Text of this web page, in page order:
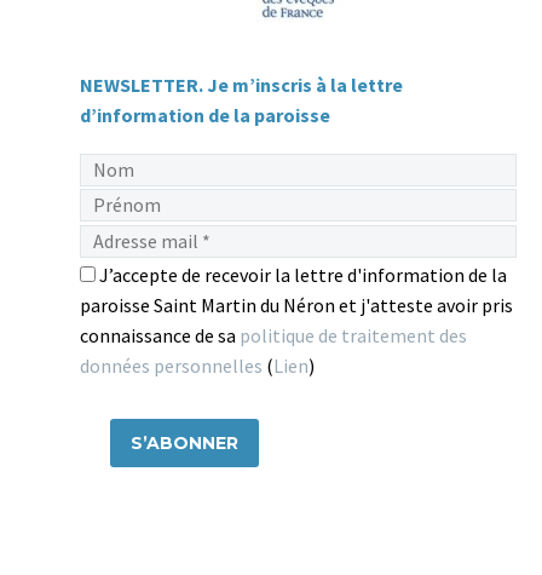
NEWSLETTER. Je m’inscris à la lettre
d’information de la paroisse
J’accepte de recevoir la lettre d'information de la
paroisse Saint Martin du Néron et j'atteste avoir pris
connaissance de sa politique de traitement des
données personnelles (Lien)